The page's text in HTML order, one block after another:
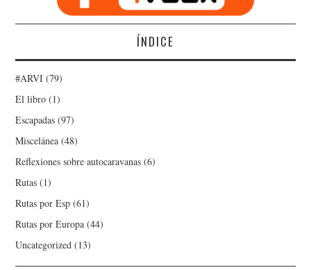
ÍNDICE
#ARVI (79)
El libro (1)
Escapadas (97)
Miscelánea (48)
Reflexiones sobre autocaravanas (6)
Rutas (1)
Rutas por Esp (61)
Rutas por Europa (44)
Uncategorized (13)